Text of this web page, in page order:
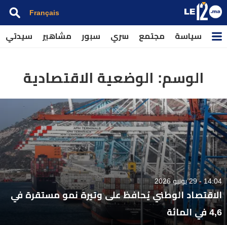
Français
سياسة مجتمع سري سبور مشاهير سيدتي
الوسم: الوضعية الاقتصادية
14:04 - 29 يونيو 2026
الاقتصاد الوطني يُحافظ على وتيرة نمو مستقرة في
4,6 في المائة